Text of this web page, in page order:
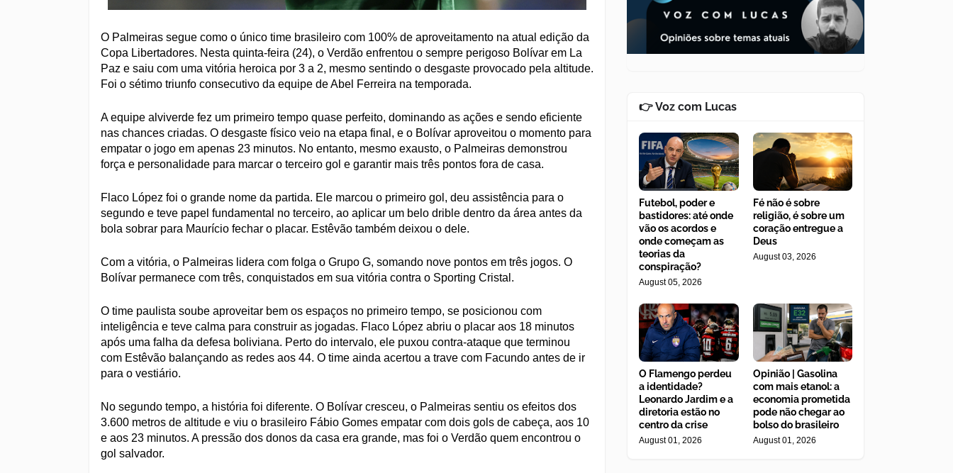
O Palmeiras segue como o único time brasileiro com 100% de aproveitamento na atual edição da
Copa Libertadores. Nesta quinta-feira (24), o Verdão enfrentou o sempre perigoso Bolívar em La
Paz e saiu com uma vitória heroica por 3 a 2, mesmo sentindo o desgaste provocado pela altitude.
Foi o sétimo triunfo consecutivo da equipe de Abel Ferreira na temporada.
A equipe alviverde fez um primeiro tempo quase perfeito, dominando as ações e sendo eficiente
nas chances criadas. O desgaste físico veio na etapa final, e o Bolívar aproveitou o momento para
empatar o jogo em apenas 23 minutos. No entanto, mesmo exausto, o Palmeiras demonstrou
força e personalidade para marcar o terceiro gol e garantir mais três pontos fora de casa.
Flaco López foi o grande nome da partida. Ele marcou o primeiro gol, deu assistência para o
segundo e teve papel fundamental no terceiro, ao aplicar um belo drible dentro da área antes da
bola sobrar para Maurício fechar o placar. Estêvão também deixou o dele.
Com a vitória, o Palmeiras lidera com folga o Grupo G, somando nove pontos em três jogos. O
Bolívar permanece com três, conquistados em sua vitória contra o Sporting Cristal.
O time paulista soube aproveitar bem os espaços no primeiro tempo, se posicionou com
inteligência e teve calma para construir as jogadas. Flaco López abriu o placar aos 18 minutos
após uma falha da defesa boliviana. Perto do intervalo, ele puxou contra-ataque que terminou
com Estêvão balançando as redes aos 44. O time ainda acertou a trave com Facundo antes de ir
para o vestiário.
No segundo tempo, a história foi diferente. O Bolívar cresceu, o Palmeiras sentiu os efeitos dos
3.600 metros de altitude e viu o brasileiro Fábio Gomes empatar com dois gols de cabeça, aos 10
e aos 23 minutos. A pressão dos donos da casa era grande, mas foi o Verdão quem encontrou o
gol salvador.
👉 Voz com Lucas
Futebol, poder e
bastidores: até onde
vão os acordos e
onde começam as
teorias da
conspiração?
August 05, 2026
Fé não é sobre
religião, é sobre um
coração entregue a
Deus
August 03, 2026
O Flamengo perdeu
a identidade?
Leonardo Jardim e a
diretoria estão no
centro da crise
August 01, 2026
Opinião | Gasolina
com mais etanol: a
economia prometida
pode não chegar ao
bolso do brasileiro
August 01, 2026